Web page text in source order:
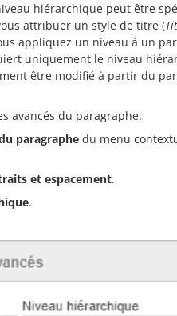
hiérarchique peut être
attribuer un style de titre (
appliquez un niveau à un
uniquement le niveau
être modifié à partir du
avancés du paragraphe:
paragraphe du menu
et espacement.
.